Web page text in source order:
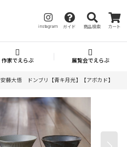
instagram ガイド 商品検索 カート
作家でえらぶ 展覧会でえらぶ
安藤大悟 ドンブリ【青キ月光】【アボカド】